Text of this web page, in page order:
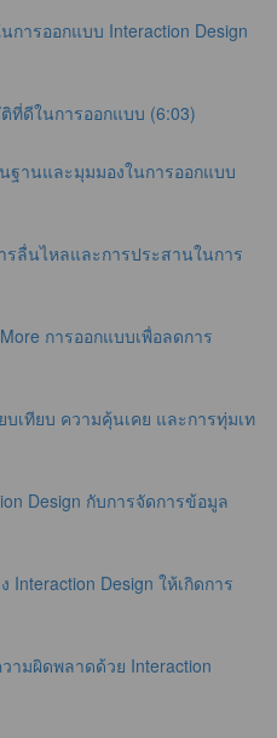
การออกแบบ Interaction Design
ที่ดีในการออกแบบ (6:03)
ฐานและมุมมองในการออกแบบ
รลื่นไหลและการประสานในการ
การออกแบบเพื่อลดการ
บเทียบ ความคุ้นเคย และการทุ่มเท
Design กับการจัดการข้อมูล
Interaction Design ให้เกิดการ
ามผิดพลาดด้วย Interaction